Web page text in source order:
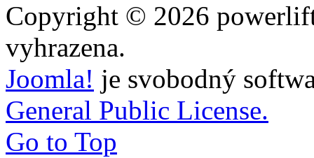
Copyright © 2026
vyhrazena.
Joomla! je svobodný
General Public License.
Go to Top